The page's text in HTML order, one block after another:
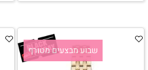
שבוע מבצעים מטורף